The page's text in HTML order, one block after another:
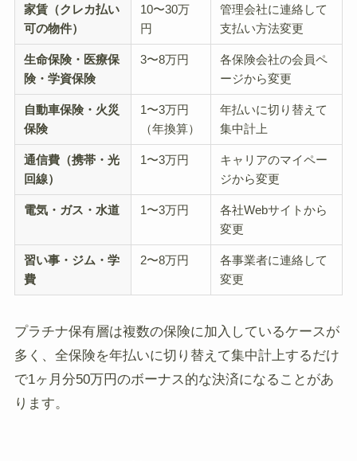
家賃（クレカ払い
可の物件）
10〜30万
円
管理会社に連絡して
支払い方法変更
生命保険・医療保
険・学資保険
3〜8万円
各保険会社の会員ペ
ージから変更
自動車保険・火災
保険
1〜3万円
（年換算）
年払いに切り替えて
集中計上
通信費（携帯・光
回線）
1〜3万円
キャリアのマイペー
ジから変更
電気・ガス・水道 1〜3万円
各社Webサイトから
変更
習い事・ジム・学
費
2〜8万円
各事業者に連絡して
変更
プラチナ保有層は複数の保険に加入しているケースが
多く、全保険を年払いに切り替えて集中計上するだけ
で1ヶ月分50万円のボーナス的な決済になることがあ
ります。